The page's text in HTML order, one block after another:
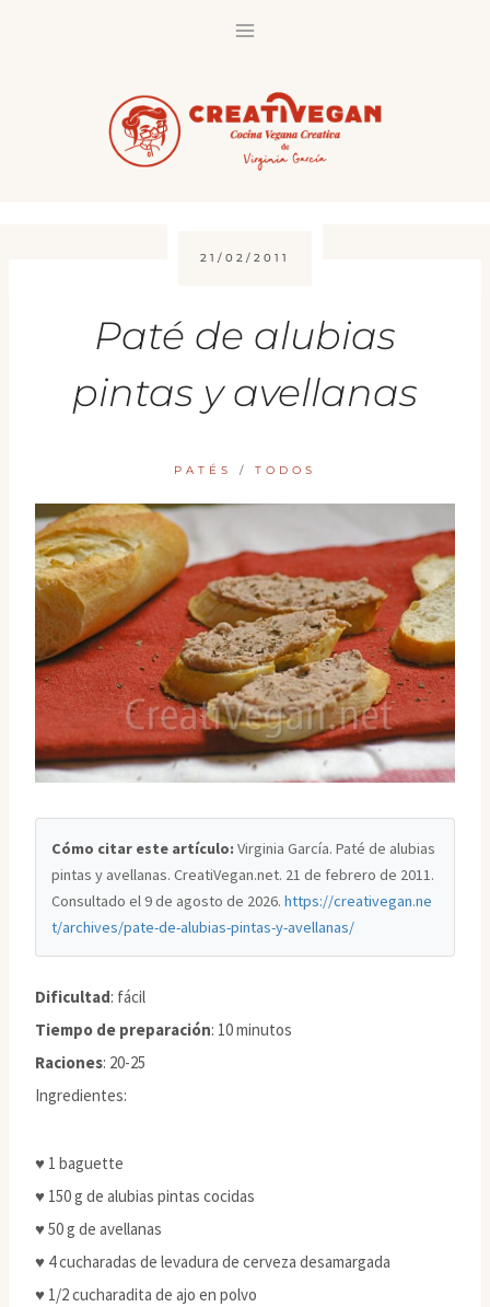
21/02/2011
Paté de alubias
pintas y avellanas
PATÉS / TODOS
Cómo citar este artículo: Virginia García. Paté de alubias
pintas y avellanas. CreatiVegan.net. 21 de febrero de 2011.
Consultado el9 de agosto de 2026.https://creativegan.ne
t/archives/pate-de-alubias-pintas-y-avellanas/
Dificultad: fácil
Tiempo de preparación: 10 minutos
Raciones: 20-25
Ingredientes:
♥ 1 baguette
♥ 150 g de alubias pintas cocidas
♥ 50 g de avellanas
♥ 4 cucharadas de levadura de cerveza desamargada
♥ 1/2 cucharadita de ajo en polvo